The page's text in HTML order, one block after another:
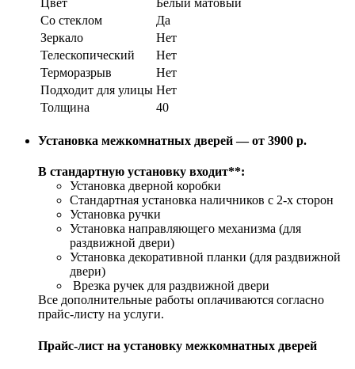
Со стеклом
Да
Зеркало
Нет
Телескопический
Нет
Терморазрыв
Нет
Подходит для улицы Нет
Толщина
40
Установка межкомнатных дверей — от 3900 р.
В стандартную установку входит**:
Установка дверной коробки
Стандартная установка наличников с 2-х сторон
Установка ручки
Установка направляющего механизма (для
раздвижной двери)
Установка декоративной планки (для раздвижной
двери)
Врезка ручек для раздвижной двери
Все дополнительные работы оплачиваются согласно
прайс-листу на услуги.
Прайс-лист на установку межкомнатных дверей